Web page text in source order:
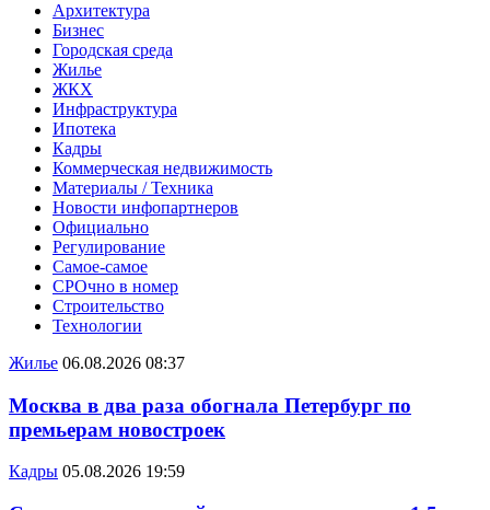
Архитектура
Бизнес
Городская среда
Жилье
ЖКХ
Инфраструктура
Ипотека
Кадры
Коммерческая недвижимость
Материалы / Техника
Новости инфопартнеров
Официально
Регулирование
Самое-самое
СРОчно в номер
Строительство
Технологии
Жилье 06.08.2026 08:37
Москва в два раза обогнала Петербург по
премьерам новостроек
Кадры 05.08.2026 19:59